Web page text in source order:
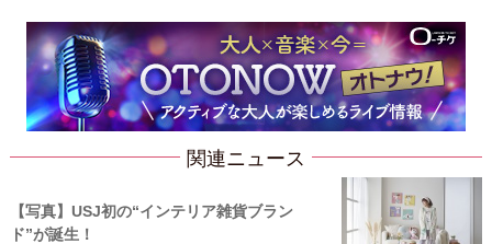
関連ニュース
【写真】USJ初の“インテリア雑貨ブラン
ド”が誕生！